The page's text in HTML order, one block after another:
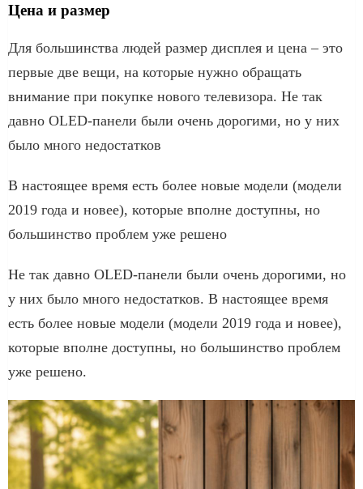
Цена и размер
Для большинства людей размер дисплея и цена – это
первые две вещи, на которые нужно обращать
внимание при покупке нового телевизора. Не так
давно OLED-панели были очень дорогими, но у них
было много недостатков
В настоящее время есть более новые модели (модели
2019 года и новее), которые вполне доступны, но
большинство проблем уже решено
Не так давно OLED-панели были очень дорогими, но
у них было много недостатков. В настоящее время
есть более новые модели (модели 2019 года и новее),
которые вполне доступны, но большинство проблем
уже решено.